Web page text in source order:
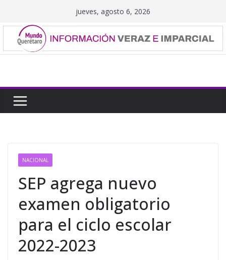
contenido
jueves, agosto 6, 2026
NACIONAL
SEP agrega nuevo
examen obligatorio
para el ciclo escolar
2022-2023